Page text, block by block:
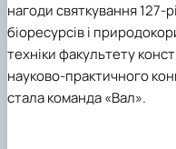
нагоди святкування127-
біоресурсів і
техніки факультету
науково-практичного
стала команда «Вал».